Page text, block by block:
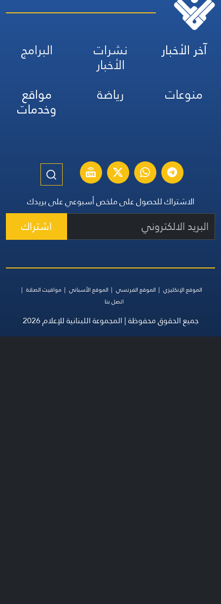
آخر الأخبار نشرات
الأخبار
البرامج
منوعات
رياضة مواقع
وخدمات
الاشتراك للحصول على ملخص أسبوعي على بريدك
اشتراك
الموقع الإنكليزي الموقع الفرنسي الموقع الأسباني
مواقيت الصلاة
اتصل بنا
جميع الحقوق محفوظة | المجموعة اللبنانية للإعلام 2026